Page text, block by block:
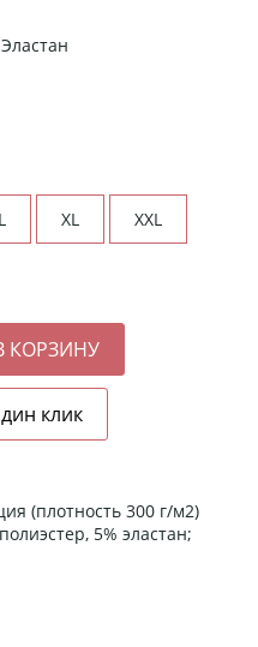
L XL XXL
(плотность 300 г/м2)
5% эластан;